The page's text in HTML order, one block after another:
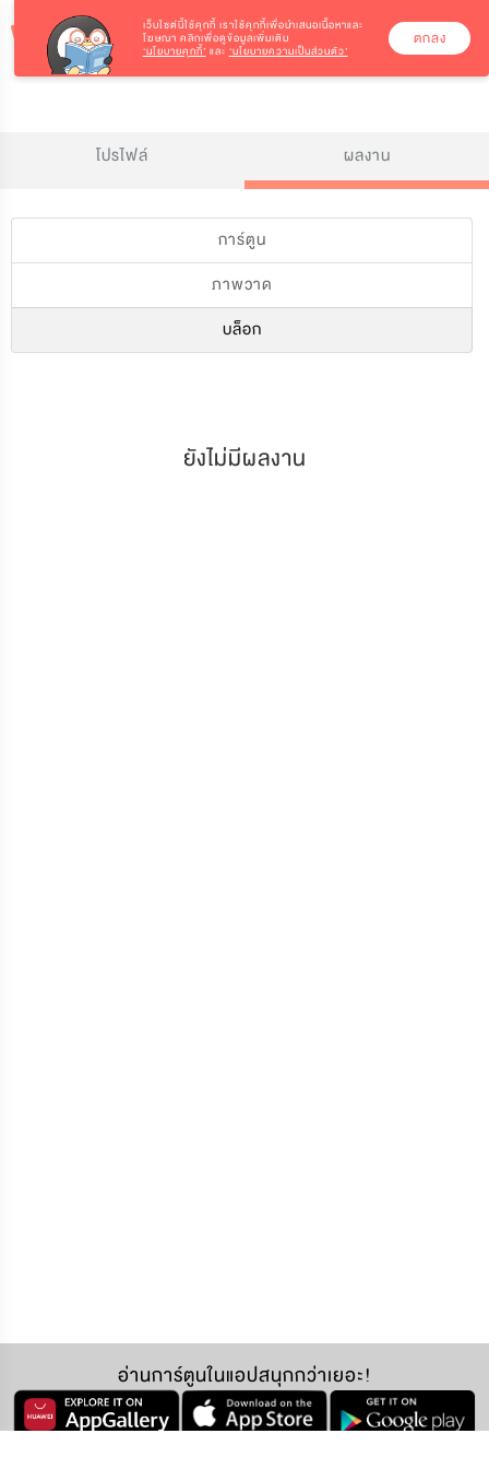
โปรไฟล์ ผลงาน
การ์ตูน
ภาพวาด
บล็อก
ยังไม่มีผลงาน
เว็บไซต์นี้ใช้คุกกี้ เราใช้คุกกี้เพื่อนำเสนอเนื้อหาและ
โฆษณา คลิกเพื่อดูข้อมูลเพิ่มเติม
‘นโยบายคุกกี้’ และ ‘นโยบายความเป็นส่วนตัว’
ตกลง
อ่านการ์ตูนในแอปสนุกกว่าเยอะ!